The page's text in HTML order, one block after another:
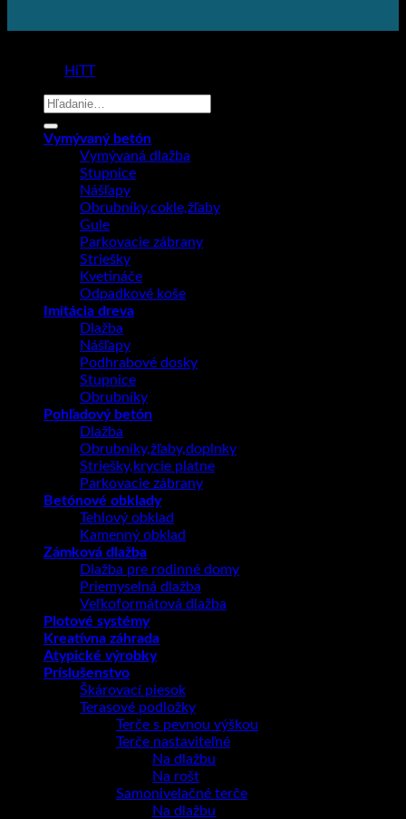
HiTT
Hľadať:
Vymývaný betón
Vymývaná dlažba
Stupnice
Nášľapy
Obrubníky,cokle,žľaby
Gule
Parkovacie zábrany
Striešky
Kvetináče
Odpadkové koše
Imitácia dreva
Dlažba
Nášľapy
Podhrabové dosky
Stupnice
Obrubníky
Pohľadový betón
Dlažba
Obrubníky,žľaby,doplnky
Striešky,krycie platne
Parkovacie zábrany
Betónové obklady
Tehlový obklad
Kamenný obklad
Zámková dlažba
Dlažba pre rodinné domy
Priemyselná dlažba
Veľkoformátová dlažba
Plotové systémy
Kreatívna záhrada
Atypické výrobky
Príslušenstvo
Škárovací piesok
Terasové podložky
Terče s pevnou výškou
Terče nastaviteľné
Na dlažbu
Na rošt
Samonivelačné terče
Na dlažbu